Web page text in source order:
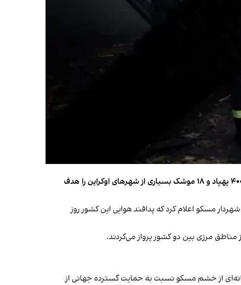
روسیه روز پنج‌شنبه، کمتر از ۲۴ ساعت پس از بزرگ‌ترین حمله پهپادی خود به اوکراین، در حملات هوایی گسترده دیگری با ۴۰۰ پهپاد و ۱۸ موشک بسیاری از شهرهای اوکراین را هدف
مسکو اعلام کرد که پدافند هوایی این کشور روز
از خشم مسکو نسبت به حمایت گسترده جهانی از